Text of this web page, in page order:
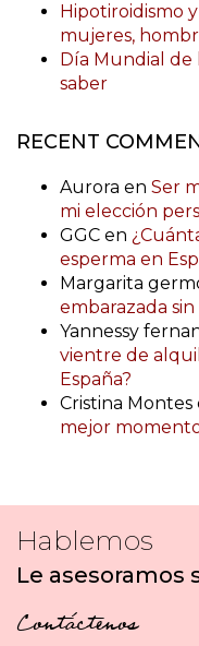
Hipotiroidismo
mujeres,
Día Mundial de
saber
RECENT
Aurora en Ser
mi elección
GGC en
esperma en
Margarita
embarazada
Yannessy
vientre de
España?
Cristina Montes
mejor
Hablemos
Le asesoramos
Contáctenos